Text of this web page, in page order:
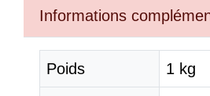
Informations
Poids 1 kg